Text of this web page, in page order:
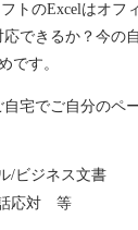
トのExcelはオフ
できるか？今の
です。
宅でご自分のペ
/ビジネス文書
話応対 等